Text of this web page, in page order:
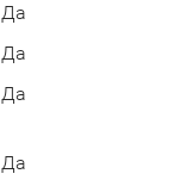
Да
Да
Да
Да